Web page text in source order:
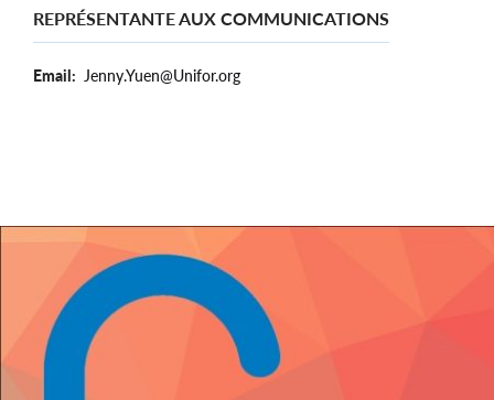
REPRÉSENTANTE AUX COMMUNICATIONS
Email Jenny.Yuen@Unifor.org